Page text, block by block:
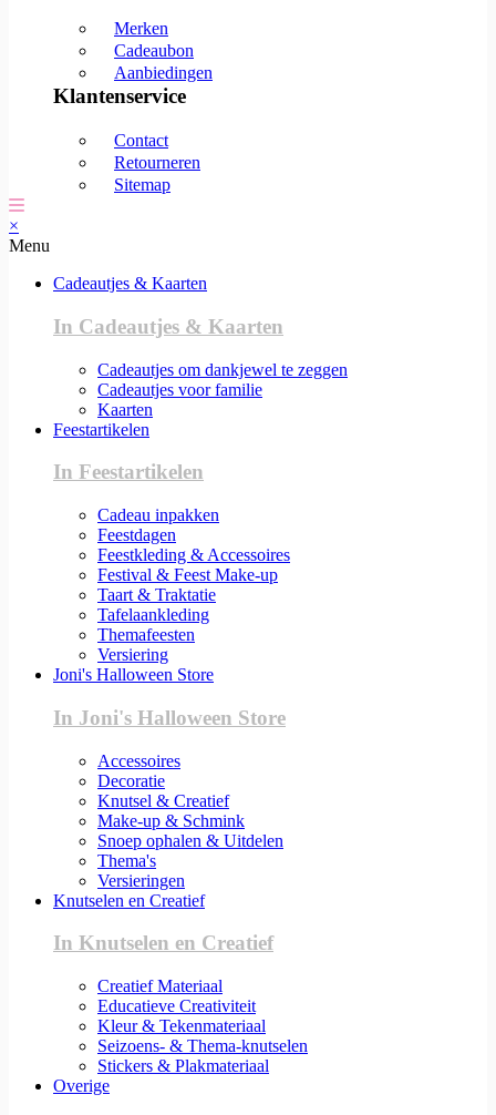
Merken
Cadeaubon
Aanbiedingen
Klantenservice
Contact
Retourneren
Sitemap
×
Menu
Cadeautjes & Kaarten
In Cadeautjes & Kaarten
Cadeautjes om dankjewel te zeggen
Cadeautjes voor familie
Kaarten
Feestartikelen
In Feestartikelen
Cadeau inpakken
Feestdagen
Feestkleding & Accessoires
Festival & Feest Make-up
Taart & Traktatie
Tafelaankleding
Themafeesten
Versiering
Joni's Halloween Store
In Joni's Halloween Store
Accessoires
Decoratie
Knutsel & Creatief
Make-up & Schmink
Snoep ophalen & Uitdelen
Thema's
Versieringen
Knutselen en Creatief
In Knutselen en Creatief
Creatief Materiaal
Educatieve Creativiteit
Kleur & Tekenmateriaal
Seizoens- & Thema-knutselen
Stickers & Plakmateriaal
Overige